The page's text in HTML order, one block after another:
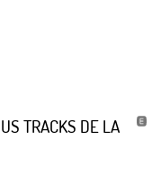
TRACKS DE LA